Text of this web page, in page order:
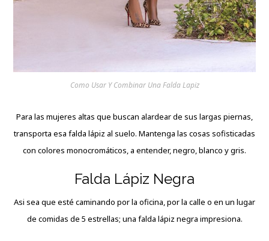
Como Usar Y Combinar Una Falda Lapiz
Para las mujeres altas que buscan alardear de sus largas piernas,
transporta esa falda lápiz al suelo. Mantenga las cosas sofisticadas
con colores monocromáticos, a entender, negro, blanco y gris.
Falda Lápiz Negra
Asi sea que esté caminando por la oficina, por la calle o en un lugar
de comidas de 5 estrellas; una falda lápiz negra impresiona.